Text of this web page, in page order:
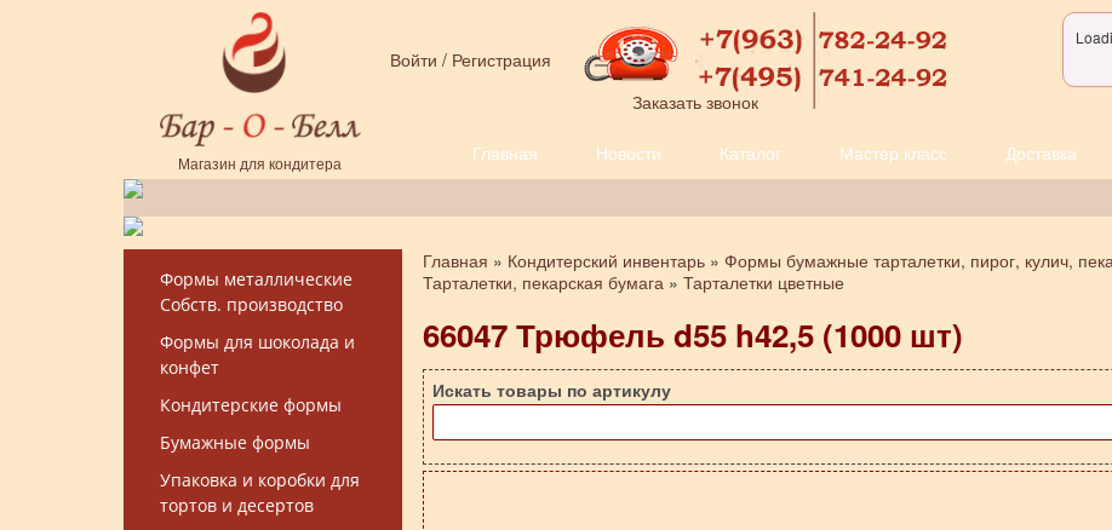
Перейти к основному содержанию
Магазин для кондитера
Войти / Регистрация
Заказать звонок
Главная Новости Каталог Мастер класс Доставка
Форма поиска
Формы металлические
Собств. производство
Формы для шоколада и
конфет
Кондитерские формы
Бумажные формы
Упаковка и коробки для
тортов и десертов
Вы здесь
Главная » Кондитерский инвентарь » Формы бумажные тарталетки, пирог, кулич,
Тарталетки, пекарская бумага » Тарталетки цветные
66047 Трюфель d55 h42,5 (1000 шт)
Искать товары по артикулу